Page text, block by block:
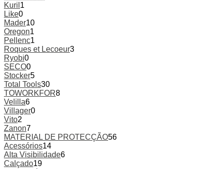
Kuril 1
Like0
Mader10
Oregon1
Pellenc1
Roques et Lecoeur3
Ryobi0
SECO0
Stocker5
Total Tools30
TOWORKFOR8
Velilla6
Villager0
Vito2
Zanon7
MATERIAL DE PROTECÇÃO56
Acessórios14
Alta Visibilidade6
Calçado19